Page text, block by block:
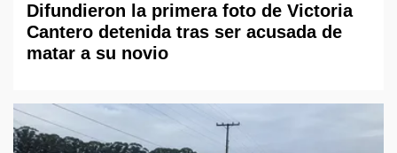
Difundieron la primera foto de Victoria
Cantero detenida tras ser acusada de
matar a su novio